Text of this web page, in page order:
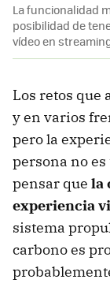
La funcionalidad
posibilidad de
vídeo en
Los retos que
y en varios
pero la
persona no
pensar que la
experiencia
sistema
carbono es